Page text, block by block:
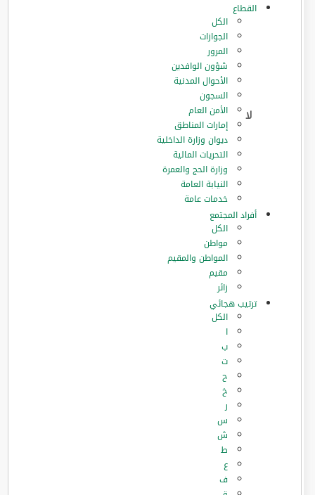
القطاع
الكل
الجوازات
المرور
‏شؤون الوافدين
الأحوال المدنية
السجون
الأمن العام
إمارات المناطق
ديوان وزارة الداخلية
التحريات المالية
وزارة الحج والعمرة
النيابة العامة
خدمات عامة
أفراد المجتمع
الكل
مواطن
المواطن والمقيم
مقيم
زائر
ترتيب هجائي
الكل
ا
ب
ت
ح
خ
ر
س
ش
ط
ع
ف